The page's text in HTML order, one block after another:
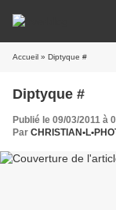
Accueil » Diptyque #
Diptyque #
Publié le 09/03/2011 à
Par